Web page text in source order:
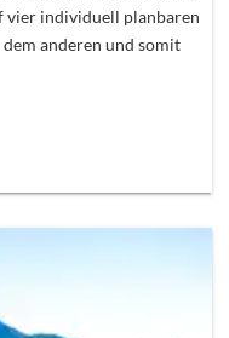
vier individuell planbaren
anderen und somit